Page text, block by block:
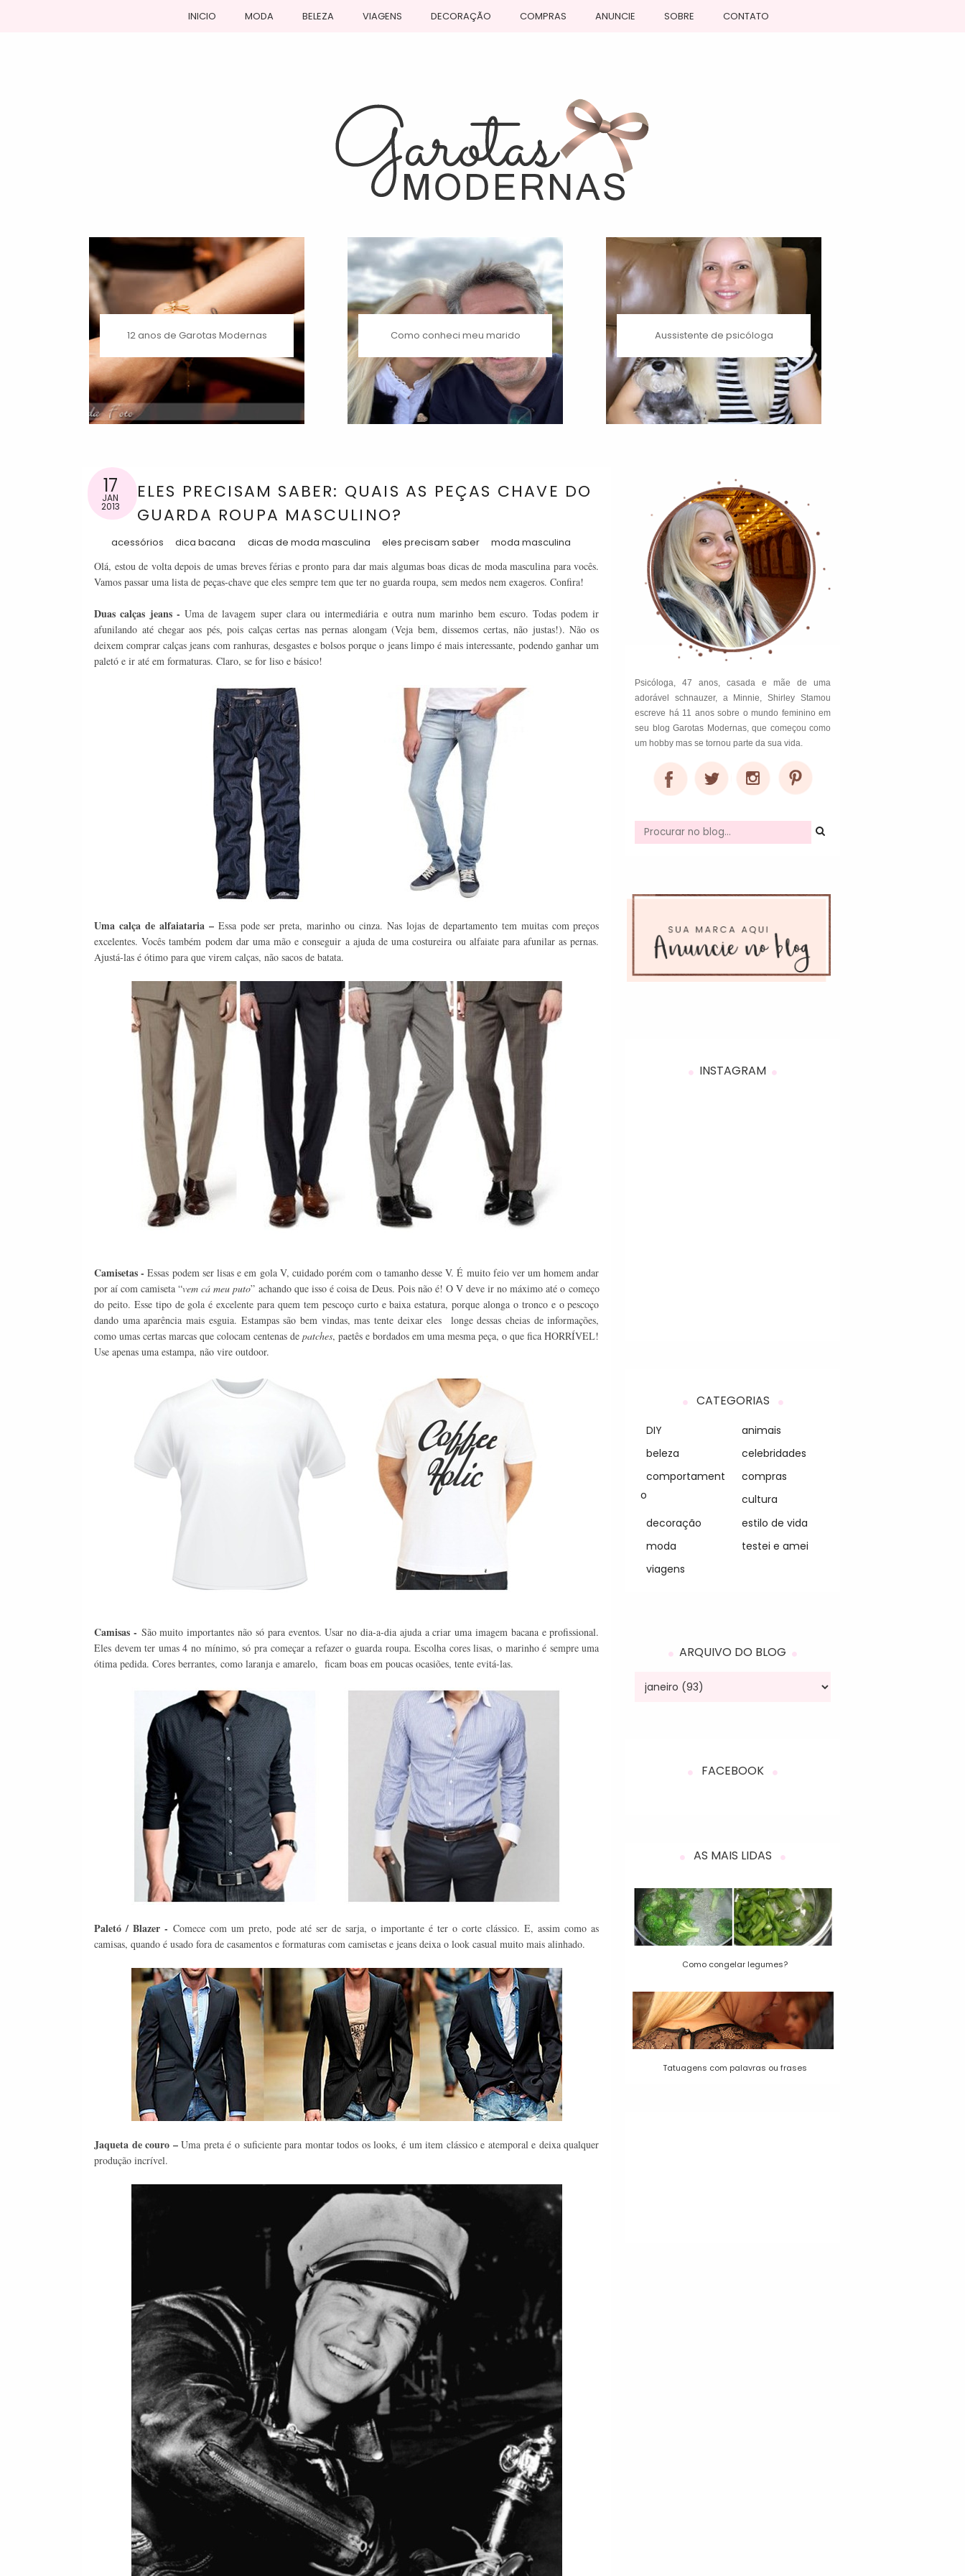
INICIO MODA BELEZA VIAGENS DECORAÇÃO COMPRAS ANUNCIE SOBRE CONTATO
12 anos de Garotas Modernas Como conheci meu marido Aussistente de psicóloga
17
JAN
2013
ELES PRECISAM SABER: QUAIS AS PEÇAS CHAVE DO
GUARDA ROUPA MASCULINO?
acessórios dica bacana dicas de moda masculina eles precisam saber
moda masculina
Olá, estou de volta depois de umas breves férias e pronto para dar mais algumas boas dicas de moda masculina para vocês.
Vamos passar uma lista de peças-chave que eles sempre tem que ter no guarda roupa, sem medos nem exageros. Confira!
Duas calças jeans - Uma de lavagem super clara ou intermediária e outra num marinho bem escuro. Todas podem ir
afunilando até chegar aos pés, pois calças certas nas pernas alongam (Veja bem, dissemos certas, não justas!). Não os
deixem comprar calças jeans com ranhuras, desgastes e bolsos porque o jeans limpo é mais interessante, podendo ganhar um
paletó e ir até em formaturas. Claro, se for liso e básico!
Uma calça de alfaiataria – Essa pode ser preta, marinho ou cinza. Nas lojas de departamento tem muitas com preços
excelentes. Vocês também podem dar uma mão e conseguir a ajuda de uma costureira ou alfaiate para afunilar as pernas.
Ajustá-las é ótimo para que virem calças, não sacos de batata.
Camisetas - Essas podem ser lisas e em gola V, cuidado porém com o tamanho desse V. É muito feio ver um homem andar
por aí com camiseta “vem cá meu puto” achando que isso é coisa de Deus. Pois não é! O V deve ir no máximo até o começo
do peito. Esse tipo de gola é excelente para quem tem pescoço curto e baixa estatura, porque alonga o tronco e o pescoço
dando uma aparência mais esguia. Estampas são bem vindas, mas tente deixar eles longe dessas cheias de informações,
como umas certas marcas que colocam centenas depatches, paetês e bordados em uma mesma peça, o que fica HORRÍVEL!
Use apenas uma estampa, não vire outdoor.
Camisas - São muito importantes não só para eventos. Usar no dia-a-dia ajuda a criar uma imagem bacana e profissional.
Eles devem ter umas 4 no mínimo, só pra começar a refazer o guarda roupa. Escolha cores lisas, o marinho é sempre uma
ótima pedida. Cores berrantes, como laranja e amarelo, ficam boas em poucas ocasiões, tente evitá-las.
Paletó / Blazer - Comece com um preto, pode até ser de sarja, o importante é ter o corte clássico. E, assim como as
camisas, quando é usado fora de casamentos e formaturas com camisetas e jeans deixa o look casual muito mais alinhado.
Jaqueta de couro –Uma preta é o suficiente para montar todos os looks, é um item clássico e atemporal e deixa qualquer
produção incrível.
Psicóloga, 47 anos, casada e mãe de uma
adorável schnauzer, a Minnie, Shirley Stamou
escreve há 11 anos sobre o mundo feminino em
seu blog Garotas Modernas, que começou como
um hobby mas se tornou parte da sua vida.
INSTAGRAM
CATEGORIAS
DIY
animais
beleza
celebridades
comportament
o
compras
cultura
decoração
estilo de vida
moda
testei e amei
viagens
ARQUIVO DO BLOG
FACEBOOK
AS MAIS LIDAS
Como congelar legumes?
Tatuagens com palavras ou frases